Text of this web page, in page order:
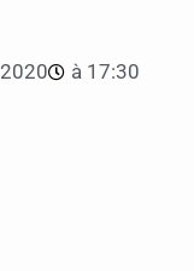
à 17:30